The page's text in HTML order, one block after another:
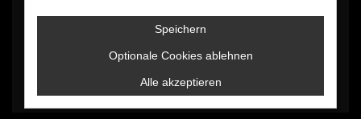
Bestätigen
Speichern
Optionale Cookies ablehnen
Alle akzeptieren